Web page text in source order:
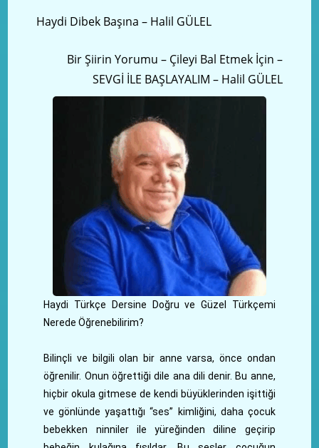
Haydi Dibek Başına – Halil GÜLEL
Bir Şiirin Yorumu – Çileyi Bal Etmek İçin –
SEVGİ İLE BAŞLAYALIM – Halil GÜLEL
Haydi Türkçe Dersine Doğru ve Güzel Türkçemi
Nerede Öğrenebilirim?
Bilinçli ve bilgili olan bir anne varsa, önce ondan
öğrenilir. Onun öğrettiği dile ana dili denir. Bu anne,
hiçbir okula gitmese de kendi büyüklerinden işittiği
ve gönlünde yaşattığı “ses” kimliğini, daha çocuk
bebekken ninniler ile yüreğinden diline geçirip